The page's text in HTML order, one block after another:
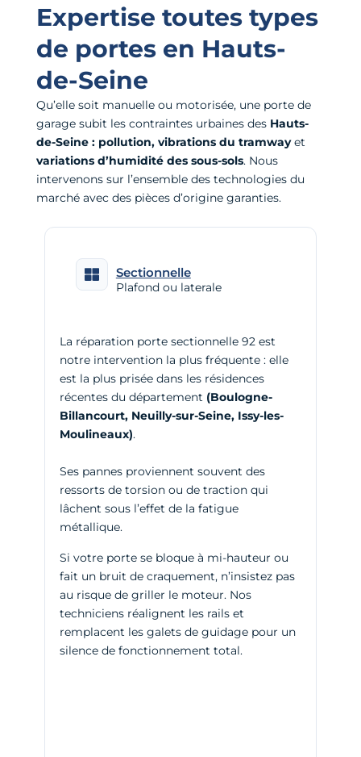
Expertise toutes types
de portes en Hauts-
de-Seine
Qu’elle soit manuelle ou motorisée, une porte de
garage subit les contraintes urbaines des Hauts-
de-Seine : pollution, vibrations du tramwayet
variations d’humidité des sous-sols. Nous
intervenons sur l’ensemble des technologies du
marché avec des pièces d’origine garanties.
Sectionnelle
Plafond ou laterale
La réparation porte sectionnelle 92 est
notre intervention la plus fréquente : elle
est la plus prisée dans les résidences
récentes du département (Boulogne-
Billancourt, Neuilly-sur-Seine, Issy-les-
Moulineaux).
Ses pannes proviennent souvent des
ressorts de torsion ou de traction qui
lâchent sous l’effet de la fatigue
métallique.
Si votre porte se bloque à mi-hauteur ou
fait un bruit de craquement, n’insistez pas
au risque de griller le moteur. Nos
techniciens réalignent les rails et
remplacent les galets de guidage pour un
silence de fonctionnement total.